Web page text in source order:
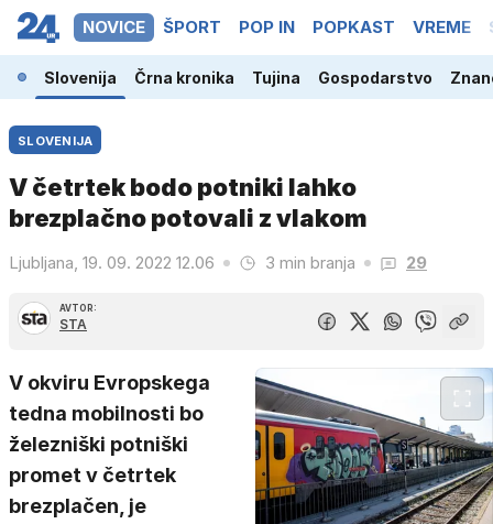
NOVICE ŠPORT POP IN POPKAST VREME
Slovenija Črna kronika Tujina Gospodarstvo
SLOVENIJA
V četrtek bodo potniki lahko
brezplačno potovali z vlakom
Ljubljana, 19. 09. 2022 12.06 3 min branja 29
AVTOR:
STA
V okviru Evropskega
tedna mobilnosti bo
železniški potniški
promet v četrtek
brezplačen, je